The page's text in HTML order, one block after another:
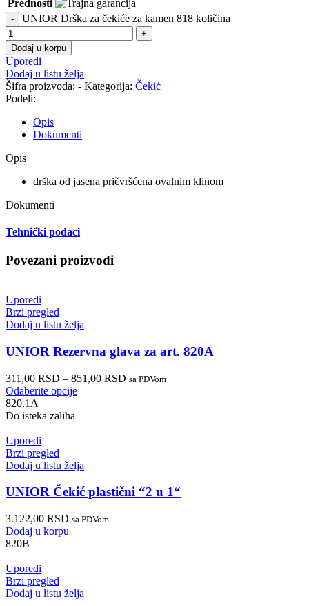
Prednosti
UNIOR Drška za čekiće za kamen 818 količina
Dodaj u korpu
Uporedi
Dodaj u listu želja
Šifra proizvoda: - Kategorija: Čekić
Podeli:
Opis
Dokumenti
Opis
drška od jasena pričvršćena ovalnim klinom
Dokumenti
Tehnički podaci
Povezani proizvodi
Uporedi
Brzi pregled
Dodaj u listu želja
UNIOR Rezervna glava za art. 820A
311,00 RSD – 851,00 RSD sa PDVom
Odaberite opcije
820.1A
Do isteka zaliha
Uporedi
Brzi pregled
Dodaj u listu želja
UNIOR Čekić plastični “2 u 1“
3.122,00 RSD sa PDVom
Dodaj u korpu
820B
Uporedi
Brzi pregled
Dodaj u listu želja